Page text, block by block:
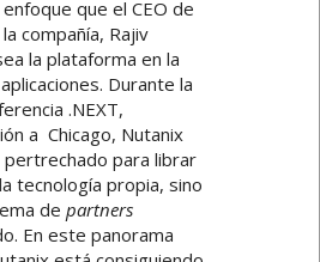
enfoque que el CEO de
la compañía, Rajiv
la plataforma en la
Durante la
.NEXT,
a Chicago, Nutanix
para librar
tecnología propia, sino
de partners
En este panorama